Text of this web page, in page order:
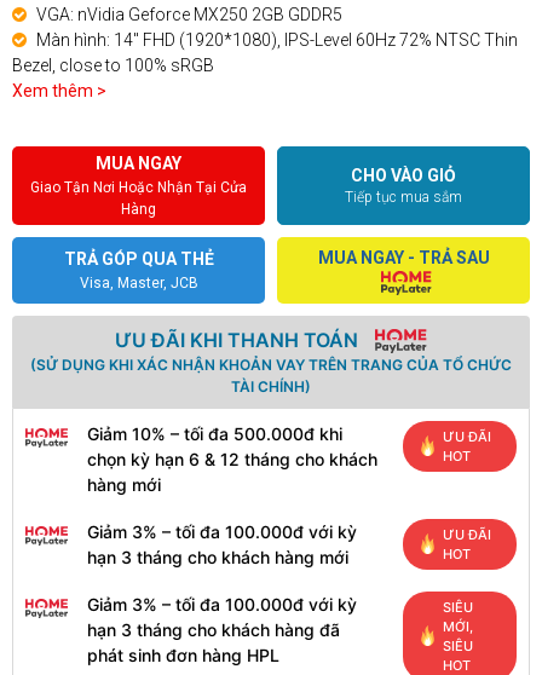
VGA: nVidia Geforce MX250 2GB GDDR5
Màn hình: 14" FHD (1920*1080), IPS-Level 60Hz 72% NTSC Thin
Bezel, close to 100% sRGB
Xem thêm >
CHO VÀO GIỎ
Tiếp tục mua sắm
MUA NGAY
Giao Tận Nơi Hoặc Nhận Tại Cửa
Hàng
TRẢ GÓP QUA THẺ
Visa, Master, JCB
MUA NGAY - TRẢ SAU
ƯU ĐÃI KHI THANH TOÁN
(SỬ DỤNG KHI XÁC NHẬN KHOẢN VAY TRÊN TRANG CỦA TỔ CHỨC
TÀI CHÍNH)
Giảm 10% – tối đa 500.000đ khi
chọn kỳ hạn 6 & 12 tháng cho khách
hàng mới
ƯU ĐÃI
HOT
Giảm 3% – tối đa 100.000đ với kỳ
hạn 3 tháng cho khách hàng mới
ƯU ĐÃI
HOT
Giảm 3% – tối đa 100.000đ với kỳ
hạn 3 tháng cho khách hàng đã
phát sinh đơn hàng HPL
SIÊU
MỚI,
SIÊU
HOT